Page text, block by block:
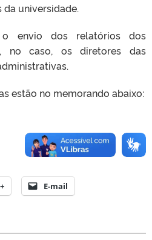
universidade.
envio dos relatórios dos
no caso, os diretores das
estão no memorando abaixo:
E-mail